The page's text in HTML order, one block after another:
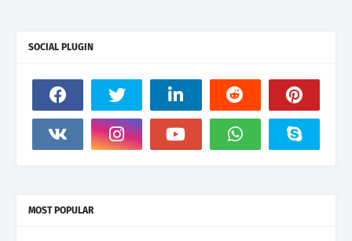
SOCIAL PLUGIN
MOST POPULAR